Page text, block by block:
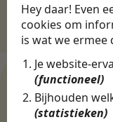
Hey daar! Even
cookies om
is wat we ermee
Je website-
(functioneel)
Bijhouden
(statistieken)